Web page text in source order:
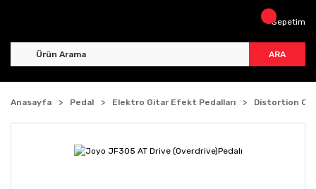
ARA
Sepetim
Anasayfa Pedal Elektro Gitar Efekt Pedalları Distortion